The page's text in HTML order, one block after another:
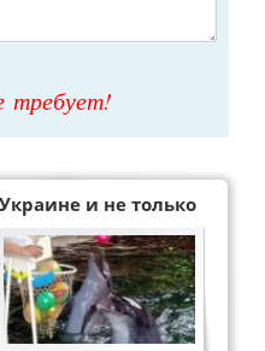
требует!
и не только